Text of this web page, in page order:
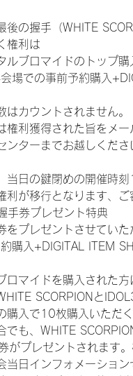
後の握手（WHITE
権利は
ルブロマイドのトップ購
場での事前予約購入
カウントされません。
権利獲得された旨をメ
ンターまでお越しくだ
当日の鍵閉めの開催時
利が移行となります、ご
券プレゼント特典
をプレゼントさせていた
入+DIGITAL ITEM
マイドを購入された
SCORPIONと
購入で10枚購入いただ
でも、WHITE
がプレゼントされます
当日インフォメーショ